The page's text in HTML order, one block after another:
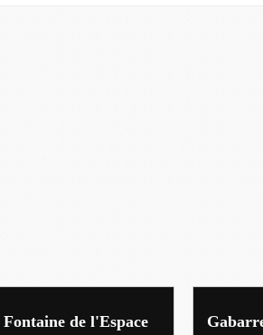
balades en france
Fontaine de l'Espace